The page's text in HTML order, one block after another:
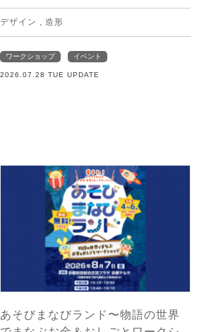
デザイン 造形
ワークショップ イベント
2026.07.28 TUE UPDATE
あそびまなびランド〜物語の世界